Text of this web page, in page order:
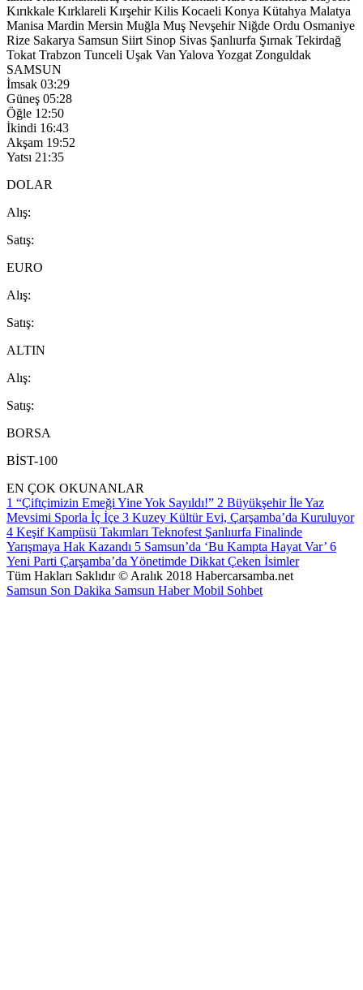
Kırıkkale Kırklareli Kırşehir Kilis Kocaeli Konya Kütahya Malatya
Manisa Mardin Mersin Muğla Muş Nevşehir Niğde Ordu Osmaniye
Rize Sakarya Samsun Siirt Sinop Sivas Şanlıurfa Şırnak Tekirdağ
Tokat Trabzon Tunceli Uşak Van Yalova Yozgat Zonguldak
SAMSUN
İmsak 03:29
Güneş 05:28
Öğle 12:50
İkindi 16:43
Akşam 19:52
Yatsı 21:35
DOLAR
Alış:
Satış:
EURO
Alış:
Satış:
ALTIN
Alış:
Satış:
BORSA
BİST-100
EN ÇOK OKUNANLAR
1 “Çiftçimizin Emeği Yine Yok Sayıldı!” 2 Büyükşehir İle Yaz
Mevsimi Sporla İç İçe 3 Kuzey Kültür Evi, Çarşamba’da Kuruluyor
4 Keşif Kampüsü Takımları Teknofest Şanlıurfa Finalinde
Yarışmaya Hak Kazandı 5 Samsun’da ‘Bu Kampta Hayat Var’ 6
Yeni Parti Çarşamba’da Yönetimde Dikkat Çeken İsimler
Tüm Hakları Saklıdır © Aralık 2018 Habercarsamba.net
Samsun Son Dakika Samsun HaberMobil Sohbet